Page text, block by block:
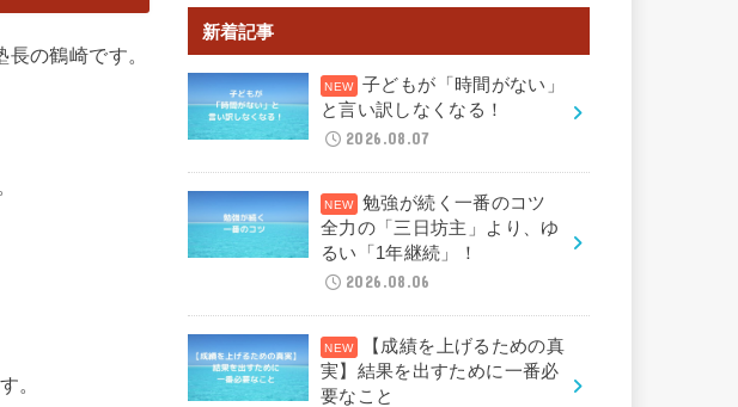
の鶴崎です。
。
新着記事
子どもが「時間がない」
と言い訳しなくなる！
2026.08.07
勉強が続く一番のコツ
全力の「三日坊主」より、ゆ
るい「1年継続」！
2026.08.06
【成績を上げるための真
実】結果を出すために一番必
要なこと